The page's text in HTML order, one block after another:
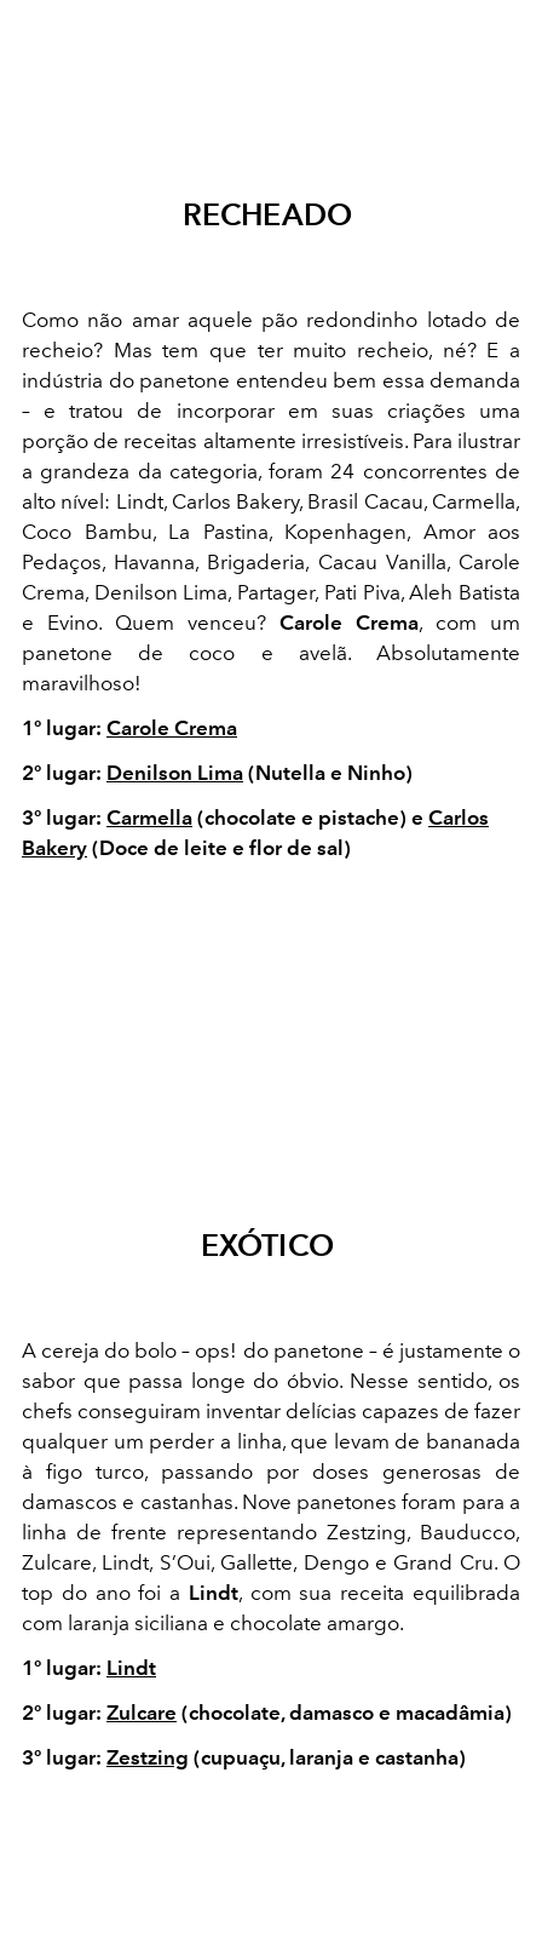
RECHEADO
Como não amar aquele pão redondinho lotado de
recheio? Mas tem que ter muito recheio, né? E a
indústria do panetone entendeu bem essa demanda
– e tratou de incorporar em suas criações uma
porção de receitas altamente irresistíveis. Para ilustrar
a grandeza da categoria, foram 24 concorrentes de
alto nível: Lindt, Carlos Bakery, Brasil Cacau, Carmella,
Coco Bambu, La Pastina, Kopenhagen, Amor aos
Pedaços, Havanna, Brigaderia, Cacau Vanilla, Carole
Crema, Denilson Lima, Partager, Pati Piva, Aleh Batista
e Evino. Quem venceu? Carole Crema, com um
panetone de coco e avelã. Absolutamente
maravilhoso!
1º lugar: Carole Crema
2º lugar: Denilson Lima (Nutella e Ninho)
3º lugar: Carmella (chocolate e pistache) e Carlos
Bakery (Doce de leite e flor de sal)
EXÓTICO
A cereja do bolo – ops! do panetone – é justamente o
sabor que passa longe do óbvio. Nesse sentido, os
chefs conseguiram inventar delícias capazes de fazer
qualquer um perder a linha, que levam de bananada
à figo turco, passando por doses generosas de
damascos e castanhas. Nove panetones foram para a
linha de frente representando Zestzing, Bauducco,
Zulcare, Lindt, S’Oui, Gallette, Dengo e Grand Cru. O
top do ano foi a Lindt, com sua receita equilibrada
com laranja siciliana e chocolate amargo.
1º lugar: Lindt
2º lugar: Zulcare (chocolate, damasco e macadâmia)
3º lugar: Zestzing (cupuaçu, laranja e castanha)